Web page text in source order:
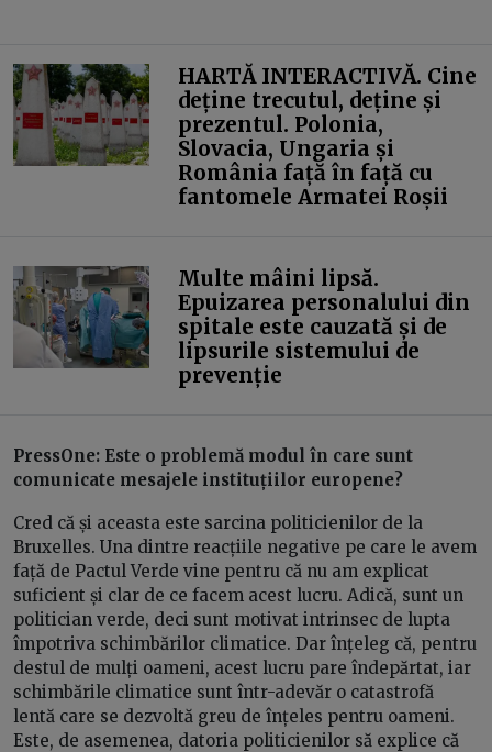
HARTĂ INTERACTIVĂ. Cine
deține trecutul, deține și
prezentul. Polonia,
Slovacia, Ungaria și
România față în față cu
fantomele Armatei Roșii
Multe mâini lipsă.
Epuizarea personalului din
spitale este cauzată și de
lipsurile sistemului de
prevenție
PressOne: Este o problemă modul în care sunt
comunicate mesajele instituțiilor europene?
Cred că și aceasta este sarcina politicienilor de la
Bruxelles. Una dintre reacțiile negative pe care le avem
față de Pactul Verde vine pentru că nu am explicat
suficient și clar de ce facem acest lucru. Adică, sunt un
politician verde, deci sunt motivat intrinsec de lupta
împotriva schimbărilor climatice. Dar înțeleg că, pentru
destul de mulți oameni, acest lucru pare îndepărtat, iar
schimbările climatice sunt într-adevăr o catastrofă
lentă care se dezvoltă greu de înțeles pentru oameni.
Este, de asemenea, datoria politicienilor să explice că